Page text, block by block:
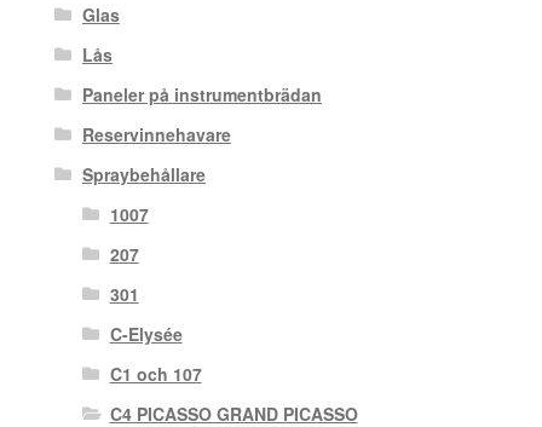
Glas
Lås
Paneler på instrumentbrädan
Reservinnehavare
Spraybehållare
1007
207
301
C-Elysée
C1 och 107
C4 PICASSO GRAND PICASSO